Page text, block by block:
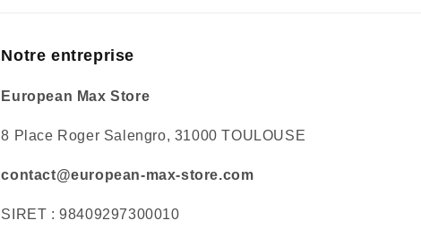
Notre entreprise
European Max Store
8 Place Roger Salengro, 31000 TOULOUSE
contact@european-max-store.com
SIRET : 98409297300010